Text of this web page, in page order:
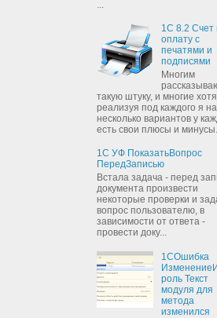
1С 8.2 Счет
оплату с
печатями и
подписями
Многим
такую штуку, и многие
реализуя под каждого я
несколько вариантов у
есть свои плюсы и
1С УФ ПоказатьВопрос
ПередЗаписью
Встала задача - перед
документа произвести
некоторые проверки и
вопрос пользователю, в
зависимости от ответа -
провести доку...
1СОшибка
роль Текст
модуля для
метода
изменился